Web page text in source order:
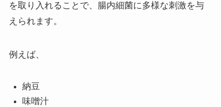
を取り入れることで、腸内細菌に多様な刺激を与
えられます。
例えば、
納豆
味噌汁